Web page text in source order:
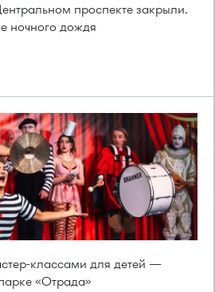
проспекте закрыли.
ночного дождя
классами для детей —
«Отрада»